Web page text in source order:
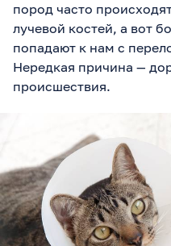
пород часто
лучевой костей, а вот
попадают к нам с
Нередкая причина —
происшествия.